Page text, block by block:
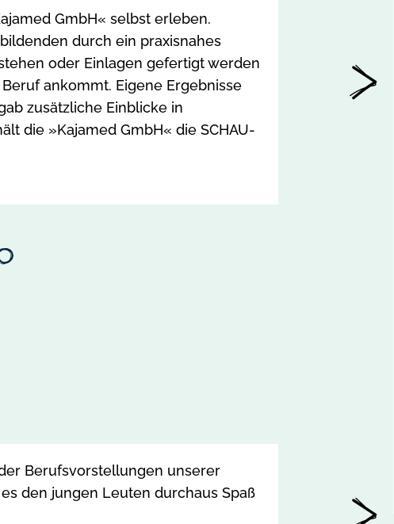
GmbH« selbst erleben.
durch ein praxisnahes
oder Einlagen gefertigt werden
ankommt. Eigene Ergebnisse
zusätzliche Einblicke in
die »Kajamed GmbH« die SCHAU-
während
selbst
Berufsvorstellungen unserer
den jungen Leuten durchaus Spaß
für